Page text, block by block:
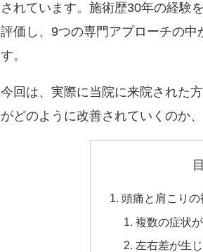
されています。施術歴30年の経験
評価し、9つの専門アプローチの
す。
今回は、実際に当院に来院された
がどのように改善されていくのか
頭痛と肩こり
複数の症状
左右差が生